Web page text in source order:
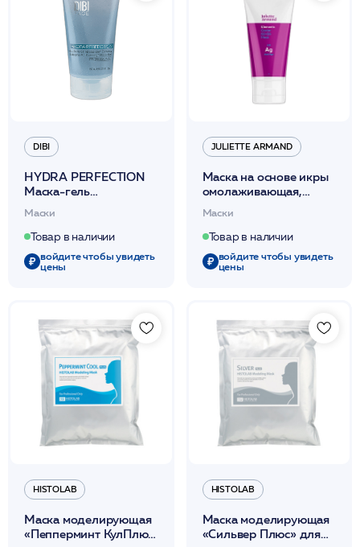
DIBI
HYDRA PERFECTION
Маска-гель
суперувлажняющий
для лица 150 мл /DIBI
Маски
Товар в наличии
войдите чтобы увидеть
цены
JULIETTE ARMAND
Маска на основе икры
омолаживающая,
питательная 50мл /JA
Маски
Товар в наличии
войдите чтобы увидеть
цены
HISTOLAB
Маска моделирующая
«Пепперминт КулПлюс»
HISTOLAB
Маска моделирующая
«Сильвер Плюс» для